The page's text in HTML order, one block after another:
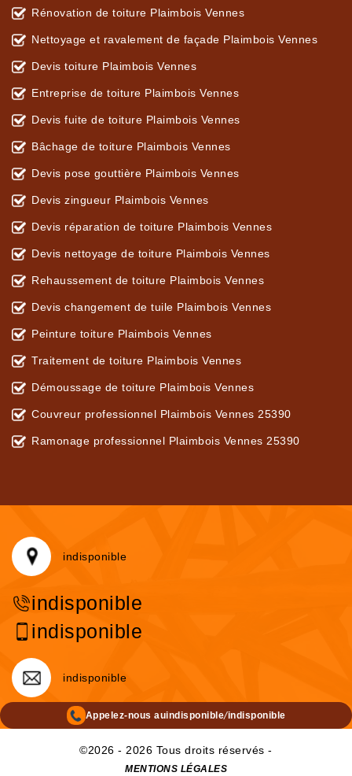
Rénovation de toiture Plaimbois Vennes
Nettoyage et ravalement de façade Plaimbois Vennes
Devis toiture Plaimbois Vennes
Entreprise de toiture Plaimbois Vennes
Devis fuite de toiture Plaimbois Vennes
Bâchage de toiture Plaimbois Vennes
Devis pose gouttière Plaimbois Vennes
Devis zingueur Plaimbois Vennes
Devis réparation de toiture Plaimbois Vennes
Devis nettoyage de toiture Plaimbois Vennes
Rehaussement de toiture Plaimbois Vennes
Devis changement de tuile Plaimbois Vennes
Peinture toiture Plaimbois Vennes
Traitement de toiture Plaimbois Vennes
Démoussage de toiture Plaimbois Vennes
Couvreur professionnel Plaimbois Vennes 25390
Ramonage professionnel Plaimbois Vennes 25390
indisponible
indisponible
indisponible
indisponible
Appelez-nous auindisponible/indisponible
©2026 - 2026 Tous droits réservés -
MENTIONS LÉGALES